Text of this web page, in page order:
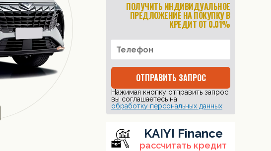
ПОЛУЧИТЬ ИНДИВИДУАЛЬНОЕ
ПРЕДЛОЖЕНИЕ НА ПОКУПКУ В
КРЕДИТ ОТ 0.01%
ОТПРАВИТЬ ЗАПРОС
Нажимая кнопку отправить запрос
вы соглашаетесь на
обработку персональных данных
KAIYI Finance
рассчитать кредит